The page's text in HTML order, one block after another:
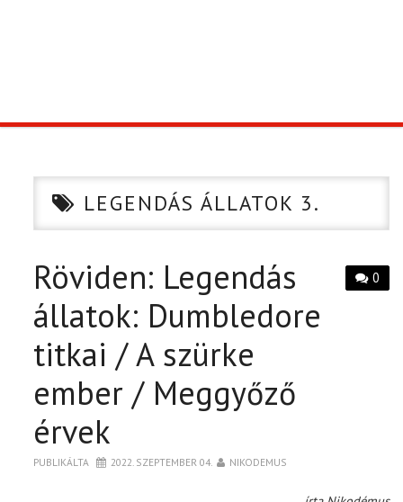
CIKK
PÓLÓ RENDELÉS
LEGENDÁS ÁLLATOK 3.
0
Röviden: Legendás
állatok: Dumbledore
titkai / A szürke
ember / Meggyőző
érvek
PUBLIKÁLTA 2022. SZEPTEMBER 04. NIKODEMUS